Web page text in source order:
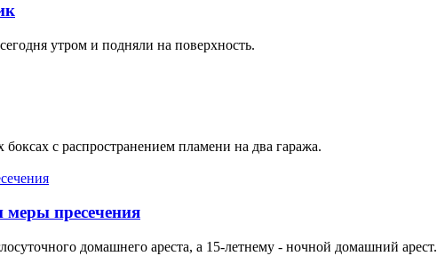
утром и подняли на поверхность.
с распространением пламени на два гаража.
меры пресечения
домашнего ареста, а 15-летнему - ночной домашний арест.